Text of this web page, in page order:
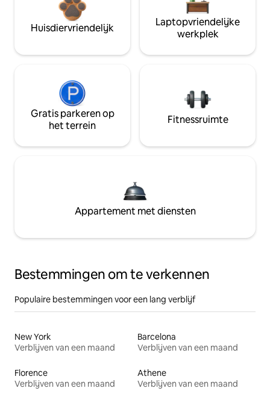
Huisdiervriendelijk
Laptopvriendelijke
werkplek
Gratis parkeren op
het terrein
Fitnessruimte
Appartement met diensten
Bestemmingen om te verkennen
Populaire bestemmingen voor een lang verblijf
New York
Verblijven van een maand
Barcelona
Verblijven van een maand
Florence
Verblijven van een maand
Athene
Verblijven van een maand